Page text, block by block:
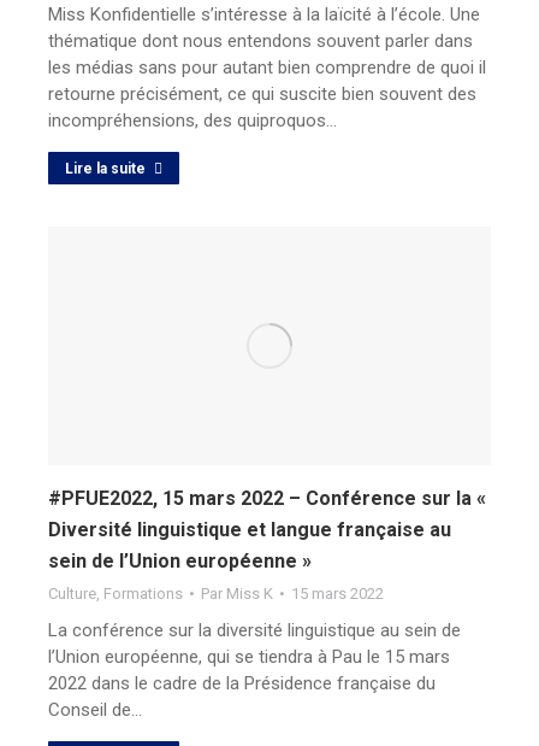
Miss Konfidentielle s’intéresse à la laïcité à l’école. Une
thématique dont nous entendons souvent parler dans
les médias sans pour autant bien comprendre de quoi il
retourne précisément, ce qui suscite bien souvent des
incompréhensions, des quiproquos…
Lire la suite
#PFUE2022, 15 mars 2022 – Conférence sur la «
Diversité linguistique et langue française au
sein de l’Union européenne »
Culture, Formations Par Miss K 15 mars 2022
La conférence sur la diversité linguistique au sein de
l’Union européenne, qui se tiendra à Pau le 15 mars
2022 dans le cadre de la Présidence française du
Conseil de…